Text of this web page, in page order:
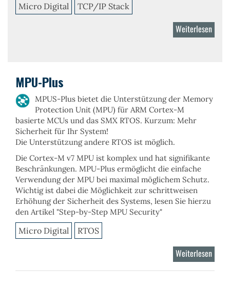
Micro Digital TCP/IP Stack
Weiterlesen
Wi-
MPU-Plus
MPUS-Plus bietet die Unterstützung der Memory
Protection Unit (MPU) für ARM Cortex-M
basierte MCUs und das SMX RTOS. Kurzum: Mehr
Sicherheit für Ihr System!
Die Unterstützung andere RTOS ist möglich.
Die Cortex-M v7 MPU ist komplex und hat signifikante
Beschränkungen. MPU-Plus ermöglicht die einfache
Verwendung der MPU bei maximal möglichem Schutz.
Wichtig ist dabei die Möglichkeit zur schrittweisen
Erhöhung der Sicherheit des Systems, lesen Sie hierzu
den Artikel "Step-by-Step MPU Security"
Micro Digital RTOS
Weiterlesen
MPU-